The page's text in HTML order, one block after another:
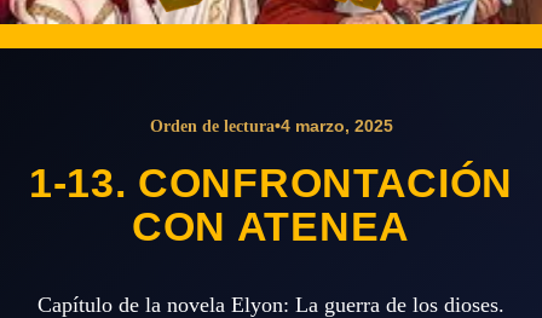
Orden de lectura•4 marzo, 2025
1-13. CONFRONTACIÓN
CON ATENEA
Capítulo de la novela Elyon: La guerra de los dioses.